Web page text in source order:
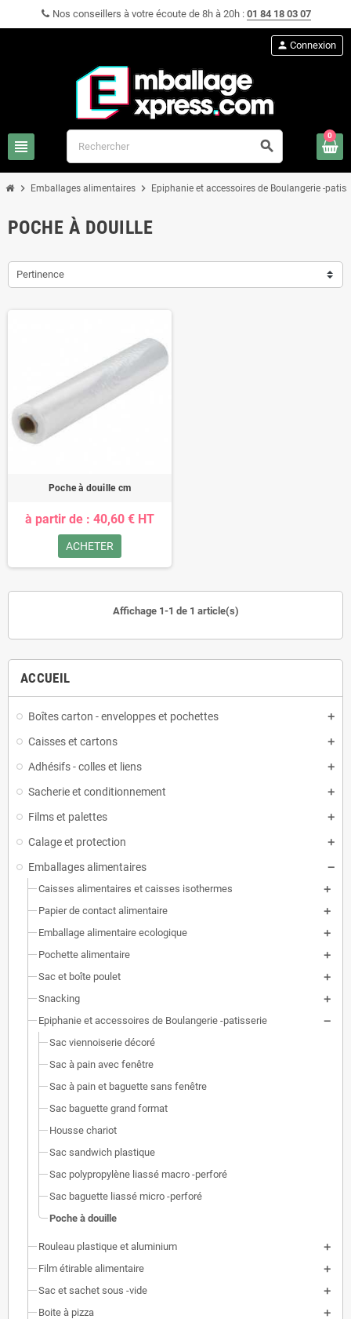
Nos conseillers à votre écoute de 8h à 20h : 01 84 18 03 07
view_headline search
person Connexion
0
chevron_right Emballages alimentaires chevron_right Epiphanie et accessoires de Boulangerie -
ACCUEIL
Boîtes carton - enveloppes et pochettes
Caisses et cartons
Adhésifs - colles et liens
Sacherie et conditionnement
Films et palettes
Calage et protection
Emballages alimentaires
Caisses alimentaires et caisses isothermes
Papier de contact alimentaire
Emballage alimentaire ecologique
Pochette alimentaire
Sac et boîte poulet
Snacking
Epiphanie et accessoires de Boulangerie -patisserie
Sac viennoiserie décoré
Sac à pain avec fenêtre
Sac à pain et baguette sans fenêtre
Sac baguette grand format
Housse chariot
Sac sandwich plastique
Sac polypropylène liassé macro -perforé
Sac baguette liassé micro -perforé
Poche à douille
Rouleau plastique et aluminium
Film étirable alimentaire
Sac et sachet sous -vide
Boite à pizza
POCHE À DOUILLE
Pertinence
Poche à douille cm
à partir de : 40,60 € HT
ACHETER
Affichage 1-1 de 1 article(s)